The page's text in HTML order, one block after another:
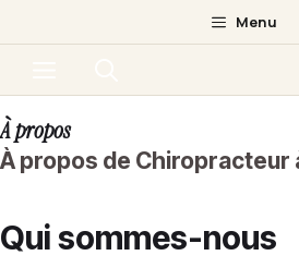
au
Menu
À propos
À propos de Chiropracteur
Qui sommes-nous